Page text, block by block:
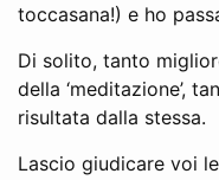
toccasana!) e ho
Di solito, tanto
della ‘meditazione’,
risultata dalla stessa.
Lascio giudicare voi